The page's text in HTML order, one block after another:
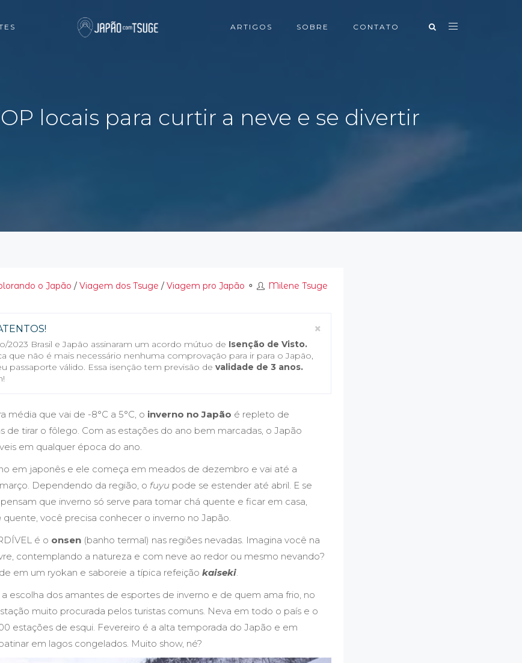
ARTIGOS SOBRE CONTATO
locais para curtir a neve e se divertir
o Japão / Viagem dos Tsuge / Viagem pro Japão ⚬
Milene Tsuge
×
2023 Brasil e Japão assinaram um acordo mútuo de Isenção de Visto.
que não é mais necessário nenhuma comprovação para ir para o Japão,
passaporte válido. Essa isenção tem previsão de validade de 3 anos.
média que vai de -8°C a 5°C, o inverno no Japão é repleto de
de tirar o fôlego. Com as estações do ano bem marcadas, o Japão
em qualquer época do ano.
em japonês e ele começa em meados de dezembro e vai até a
Dependendo da região, o fuyu pode se estender até abril. E se
que inverno só serve para tomar chá quente e ficar em casa,
quente, você precisa conhecer o inverno no Japão.
é o onsen (banho termal) nas regiões nevadas. Imagina você na
contemplando a natureza e com neve ao redor ou mesmo nevando?
em um ryokan e saboreie a típica refeição kaiseki.
escolha dos amantes de esportes de inverno e de quem ama frio, no
muito procurada pelos turistas comuns. Neva em todo o país e o
estações de esqui. Fevereiro é a alta temporada do Japão e em
em lagos congelados. Muito show, né?